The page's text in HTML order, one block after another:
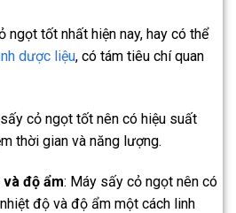
ngọt tốt nhất hiện nay, hay có thể
dược liệu, có tám tiêu chí quan
cỏ ngọt tốt nên có hiệu suất
thời gian và năng lượng.
độ ẩm: Máy sấy cỏ ngọt nên có
độ và độ ẩm một cách linh